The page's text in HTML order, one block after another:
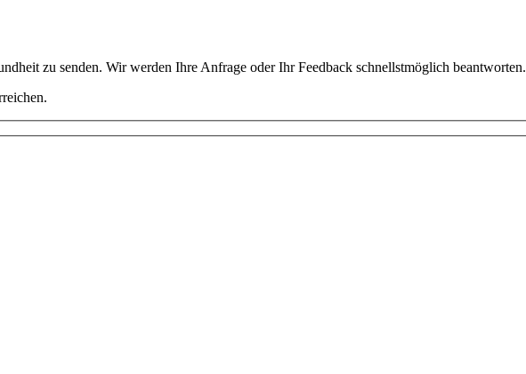
zu senden. Wir werden Ihre Anfrage oder Ihr Feedback schnellstmöglich beantworten.